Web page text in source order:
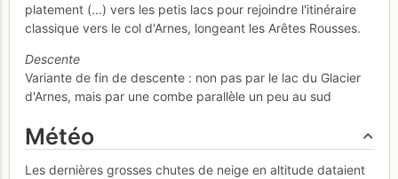
platement (...) vers les petis lacs pour rejoindre l'itinéraire
classique vers le col d'Arnes, longeant les Arêtes Rousses.
Descente
Variante de fin de descente : non pas par le lac du Glacier
d'Arnes, mais par une combe parallèle un peu au sud
Météo
Les dernières grosses chutes de neige en altitude dataient